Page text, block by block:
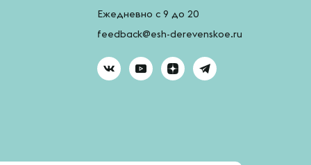
Ежедневно с 9 до 20
feedback@esh-derevenskoe.ru